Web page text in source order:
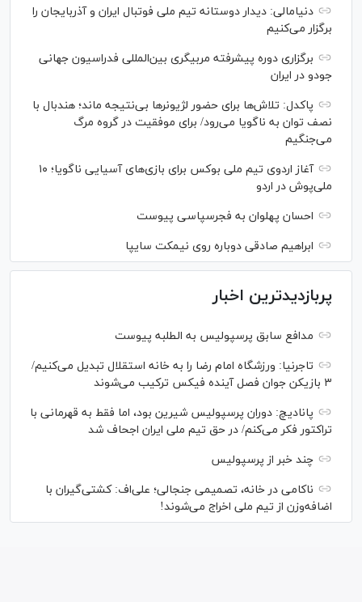
دنیامالی: دیدار دوستانه تیم ملی فوتبال ایران و آذربایجان را
برگزار می‌کنیم
برگزاری دوره پیشرفته مربیگری بین‌المللی فدراسیون جهانی
جودو در ایران
پاکدل: تلاش‌ها برای حضور لژیونر‌ها بی‌نتیجه ماند؛ هندبال با
نصف توان به ناگویا می‌رود/ برای موفقیت در گروه مرگ
می‌جنگیم
آغاز اردوی تیم ملی بوکس برای بازی‌های آسیایی ناگویا؛ ۱۰
ملی‌پوش در اردو
احسان پهلوان به فجرسپاسی پیوست
ابراهیم صادقی دوباره روی نیمکت سایپا
پربازدیدترین اخبار
مدافع سابق پرسپولیس به الطلبه پیوست
تاجرنیا: ورزشگاه امام رضا را به خانه استقلال تبدیل می‌کنیم/
۳ بازیکن جوان فصل آینده فیکس ترکیب می‌شوند
پانادیچ: دوران پرسپولیس شیرین بود، اما فقط به قهرمانی با
تراکتور فکر می‌کنم/ در حق تیم ملی ایران اجحاف شد
چند خبر از پرسپولیس
ناکامی در خانه، تصمیمی جنجالی؛ علی‌اف: کشتی‌گیران با
اضافه‌وزن از تیم ملی اخراج می‌شوند!